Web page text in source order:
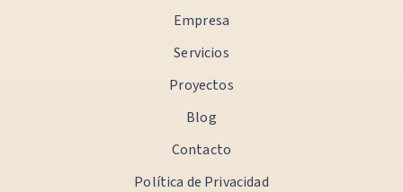
Empresa
Servicios
Proyectos
Blog
Contacto
Política de Privacidad